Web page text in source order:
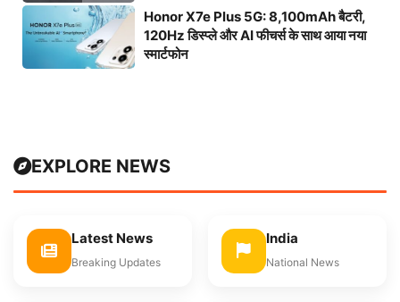
Honor X7e Plus 5G: 8,100mAh बैटरी,
120Hz डिस्प्ले और AI फीचर्स के साथ आया नया
स्मार्टफोन
EXPLORE NEWS
Latest News
Breaking Updates
India
National News